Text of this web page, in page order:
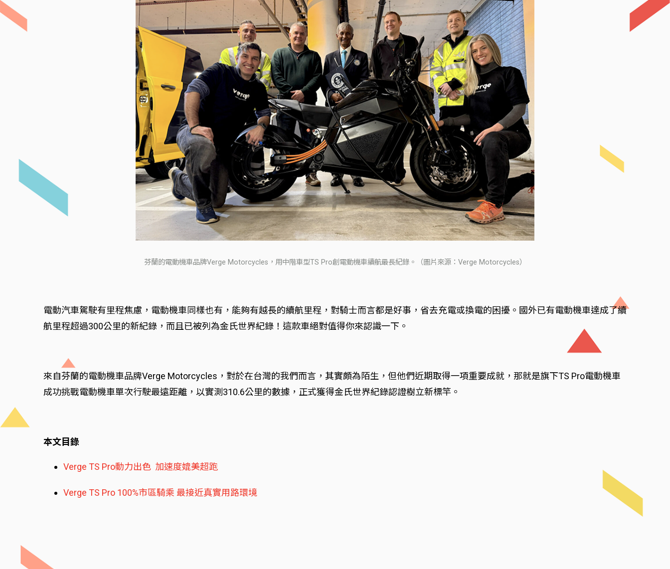
芬蘭的電動機車品牌Verge Motorcycles，用中階車型TS Pro創電動機車續航最長紀錄。（圖片來源：Verge Motorcycles）
電動汽車駕駛有里程焦慮，電動機車同樣也有，能夠有越長的續航里程，對騎士而言都是好事，省去充電或換電的困擾。國外已有電動機車達成了續
航里程超過300公里的新紀錄，而且已被列為金氏世界紀錄！這款車絕對值得你來認識一下。
來自芬蘭的電動機車品牌Verge Motorcycles，對於在台灣的我們而言，其實頗為陌生，但他們近期取得一項重要成就，那就是旗下TS Pro電動機車
成功挑戰電動機車單次行駛最遠距離，以實測310.6公里的數據，正式獲得金氏世界紀錄認證樹立新標竿。
本文目錄
Verge TS Pro動力出色 加速度媲美超跑
Verge TS Pro 100%市區騎乘 最接近真實用路環境